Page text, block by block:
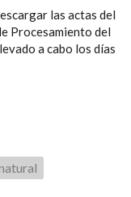
las actas del
Procesamiento del
a cabo los días